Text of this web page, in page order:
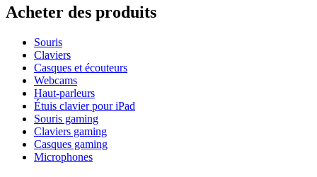
Acheter des produits
Souris
Claviers
Casques et écouteurs
Webcams
Haut-parleurs
Étuis clavier pour iPad
Souris gaming
Claviers gaming
Casques gaming
Microphones